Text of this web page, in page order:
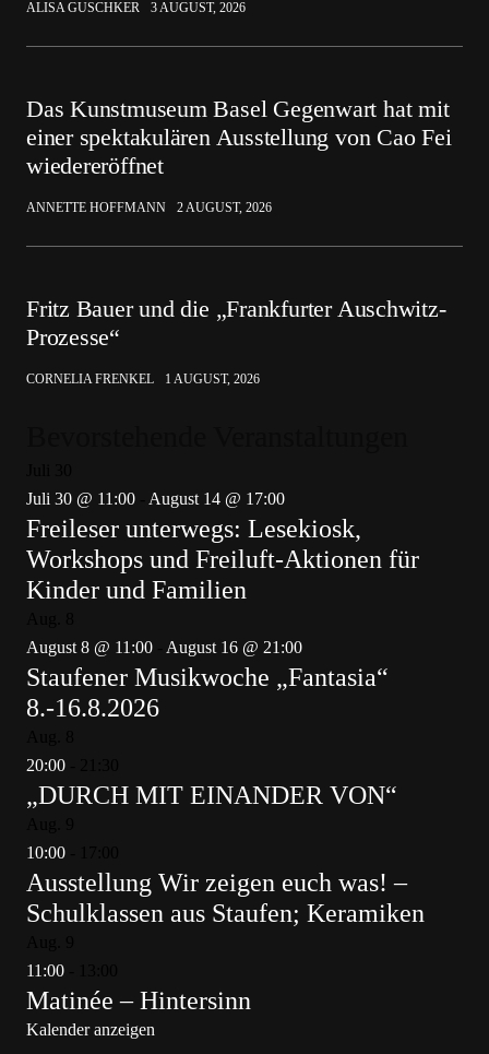
ALISA GUSCHKER 3 AUGUST, 2026
Das Kunstmuseum Basel Gegenwart hat mit
einer spektakulären Ausstellung von Cao Fei
wiedereröffnet
ANNETTE HOFFMANN 2 AUGUST, 2026
Fritz Bauer und die „Frankfurter Auschwitz-
Prozesse“
CORNELIA FRENKEL 1 AUGUST, 2026
Juli 30 @ 11:00
August 14 @ 17:00
Freileser unterwegs: Lesekiosk,
Workshops und Freiluft-Aktionen für
Kinder und Familien
August 8 @ 11:00
August 16 @ 21:00
Staufener Musikwoche „Fantasia“
8.-16.8.2026
20:00
„DURCH MIT EINANDER VON“
10:00
Ausstellung Wir zeigen euch was! –
Schulklassen aus Staufen; Keramiken
11:00
Matinée – Hintersinn
Kalender anzeigen